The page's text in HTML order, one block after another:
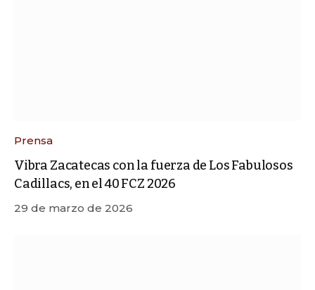
Prensa
Vibra Zacatecas con la fuerza de Los Fabulosos
Cadillacs, en el 40 FCZ 2026
29 de marzo de 2026